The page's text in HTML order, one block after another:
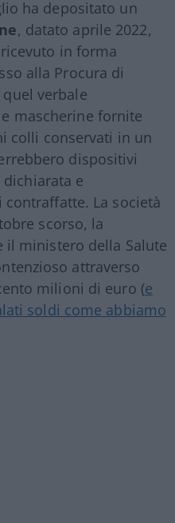
ha depositato un
, datato aprile 2022,
in forma
alla Procura di
quel verbale
mascherine fornite
colli conservati in un
dispositivi
e
La società
scorso, la
il ministero della Salute
attraverso
milioni di euro (e
soldi come abbiamo